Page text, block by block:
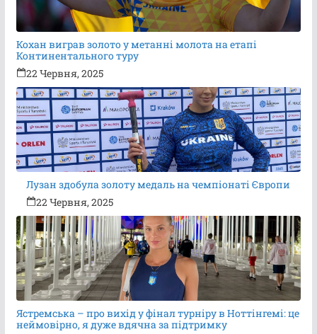
Кохан виграв золото у метанні молота на етапі
Континентального туру
22 Червня, 2025
Лузан здобула золоту медаль на чемпіонаті Європи
22 Червня, 2025
Ястремська – про вихід у фінал турніру в Ноттінгемі: це
неймовірно, я дуже вдячна за підтримку